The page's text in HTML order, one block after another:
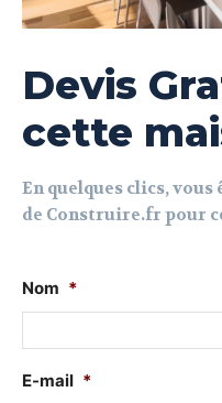
Devis
cette
En quelques clics,
de Construire.fr pour
Nom *
E-mail *